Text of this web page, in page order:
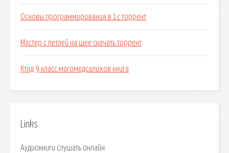
Основы программирования в 1с торрент
Мастер с петлей на шее скачать торрент
Ктнд 9 класс магомедсалихов книга
Links
Аудиокниги слушать онлайн.